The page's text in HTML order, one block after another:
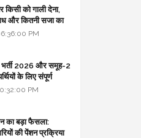
किसी को गाली देना,
और कितनी सजा का
legal advice
PM
2026 और समूह-2
के लिए संपूर्ण
PM
का बड़ा फैसला:
की पेंशन प्रक्रिया